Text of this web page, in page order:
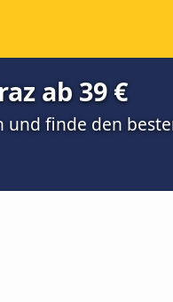
ab 39 €
finde den